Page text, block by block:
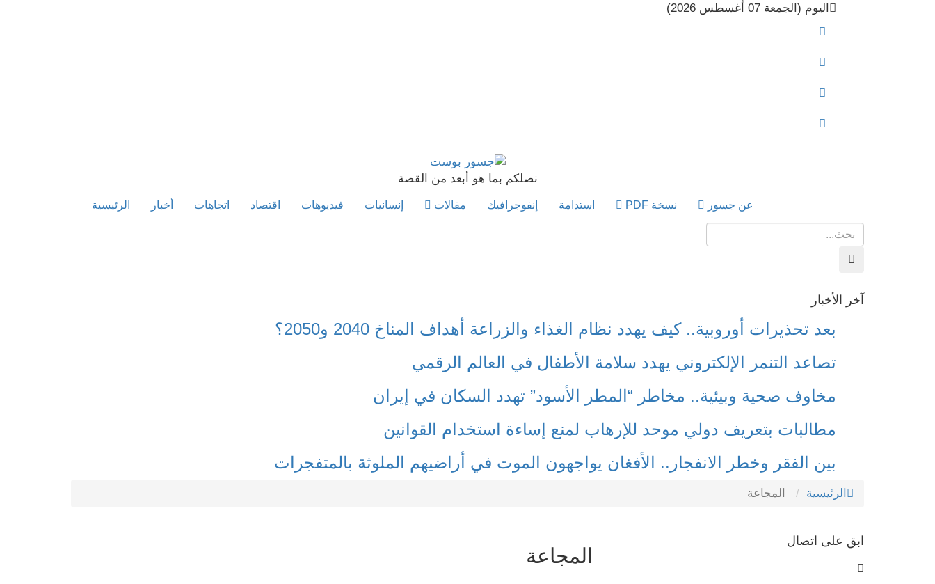
اليوم (الجمعة 07 أغسطس 2026)
نصلكم بما هو أبعد من القصة
الرئيسية أخبار اتجاهات اقتصاد فيديوهات إنسانيات مقالات إنفوجرافيك استدامة نسخة PDF عن جسور
آخر الأخبار
بعد تحذيرات أوروبية.. كيف يهدد نظام الغذاء والزراعة أهداف المناخ 2040 و2050؟
تصاعد التنمر الإلكتروني يهدد سلامة الأطفال في العالم الرقمي
مخاوف صحية وبيئية.. مخاطر “المطر الأسود” تهدد السكان في إيران
مطالبات بتعريف دولي موحد للإرهاب لمنع إساءة استخدام القوانين
بين الفقر وخطر الانفجار.. الأفغان يواجهون الموت في أراضيهم الملوثة بالمتفجرات
الرئيسية المجاعة
المجاعة
ابق على اتصال